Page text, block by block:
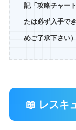
記「攻略チャー
たは必ず入手で
めご了承下さい）
📖 レスキ